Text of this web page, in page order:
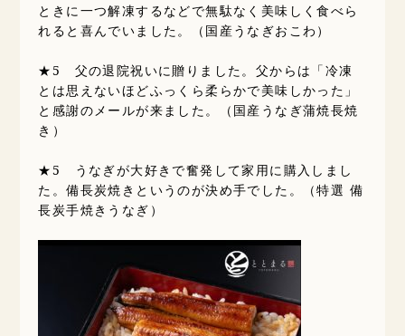
ときに一つ解凍するなどで無駄なく美味しく食べら
れると喜んでいました。（国産うなぎおこわ）
★5 父の退院祝いに贈りました。父からは「冷凍
とは思えないほどふっくら柔らかで美味しかった」
と感謝のメールが来ました。（国産うなぎ蒲焼長焼
き）
★5 うなぎが大好きで奮発して家用に購入しまし
た。備長炭焼きというのが決め手でした。（特選 備
長炭手焼きうなぎ）